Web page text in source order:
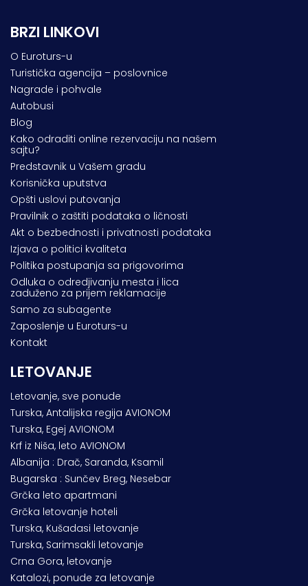
BRZI LINKOVI
O Euroturs-u
Turistička agencija – poslovnice
Nagrade i pohvale
Autobusi
Blog
Kako odraditi online rezervaciju na našem
sajtu?
Predstavnik u Vašem gradu
Korisnička uputstva
Opšti uslovi putovanja
Pravilnik o zaštiti podataka o ličnosti
Akt o bezbednosti i privatnosti podataka
Izjava o politici kvaliteta
Politika postupanja sa prigovorima
Odluka o odredjivanju mesta i lica
zaduženo za prijem reklamacije
Samo za subagente
Zaposlenje u Euroturs-u
Kontakt
LETOVANJE
Letovanje, sve ponude
Turska, Antalijska regija AVIONOM
Turska, Egej AVIONOM
Krf iz Niša, leto AVIONOM
Albanija : Drač, Saranda, Ksamil
Bugarska : Sunčev Breg, Nesebar
Grčka leto apartmani
Grčka letovanje hoteli
Turska, Kušadasi letovanje
Turska, Sarimsakli letovanje
Crna Gora, letovanje
Katalozi, ponude za letovanje